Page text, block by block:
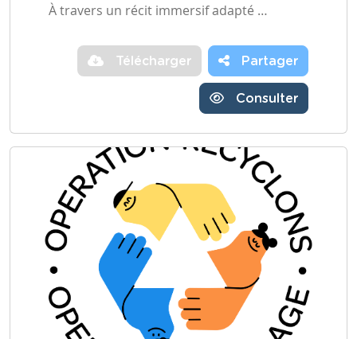
À travers un récit immersif adapté …
Télécharger Partager
Consulter